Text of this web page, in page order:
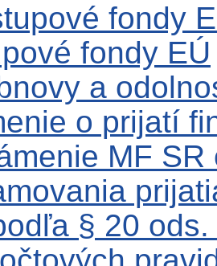
fondy
fondy EÚ
a
o prijatí
MF
§ 20